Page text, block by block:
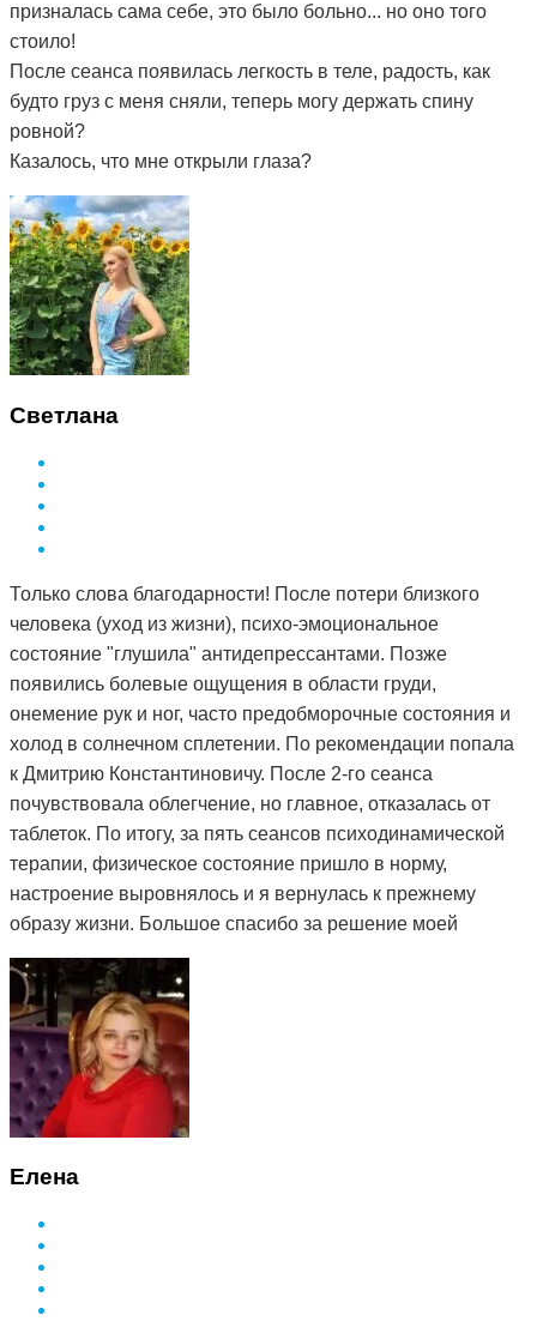
призналась сама себе, это было больно... но оно того
стоило!
После сеанса появилась легкость в теле, радость, как
будто груз с меня сняли, теперь могу держать спину
ровной?
Казалось, что мне открыли глаза?
Светлана
Только слова благодарности! После потери близкого
человека (уход из жизни), психо-эмоциональное
состояние "глушила" антидепрессантами. Позже
появились болевые ощущения в области груди,
онемение рук и ног, часто предобморочные состояния и
холод в солнечном сплетении. По рекомендации попала
к Дмитрию Константиновичу. После 2-го сеанса
почувствовала облегчение, но главное, отказалась от
таблеток. По итогу, за пять сеансов психодинамической
терапии, физическое состояние пришло в норму,
настроение выровнялось и я вернулась к прежнему
образу жизни. Большое спасибо за решение моей
проблемы и деликатный подход.
Елена